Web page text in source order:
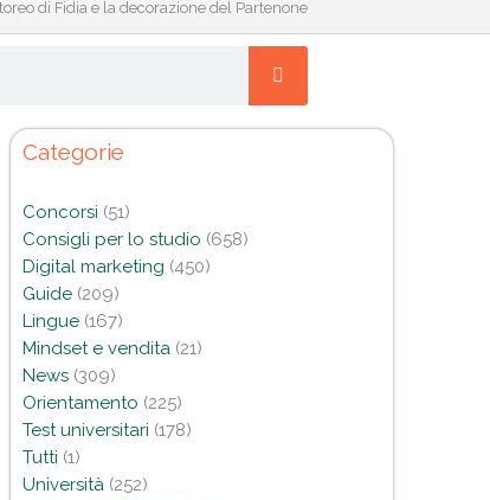
di Fidia e la decorazione del Partenone
Categorie
Concorsi (51)
Consigli per lo studio (658)
Digital marketing (450)
Guide(209)
Lingue(167)
Mindset e vendita(21)
News(309)
Orientamento (225)
Test universitari (178)
Tutti (1)
Università(252)